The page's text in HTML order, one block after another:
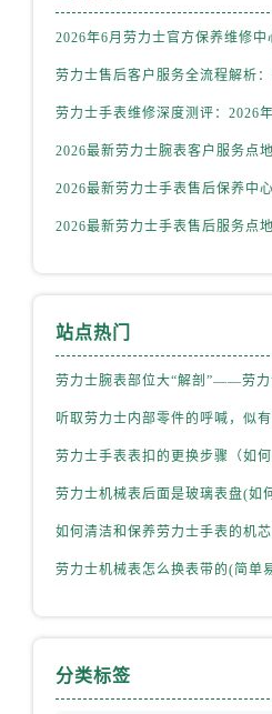
站点热门
如何清洁和保养劳力士手表的机芯
分类标签